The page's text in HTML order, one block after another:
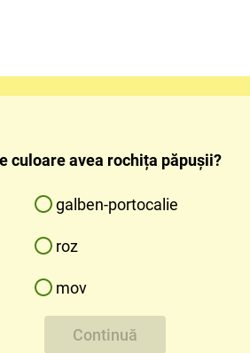
culoare avea rochița păpușii?
galben-portocalie
roz
mov
Continuă